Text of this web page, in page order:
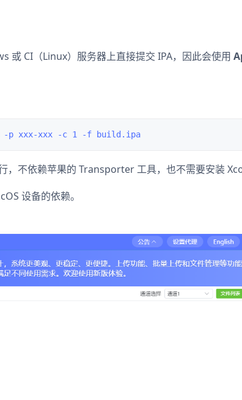
或 CI（Linux）服务器上直接提交 IPA，因此会使用
不依赖苹果的 Transporter 工具，也不需要安装
设备的依赖。